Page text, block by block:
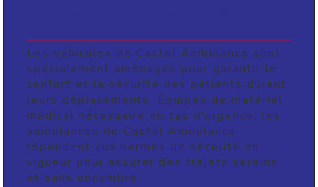
Les véhicules de Castel Ambulance sont
spécialement aménagés pour garantir le
confort et la sécurité des patients durant
leurs déplacements. Équipés de matériel
médical nécessaire en cas d'urgence, les
ambulances de Castel Ambulance
répondent aux normes de sécurité en
vigueur pour assurer des trajets sereins
et sans encombre.